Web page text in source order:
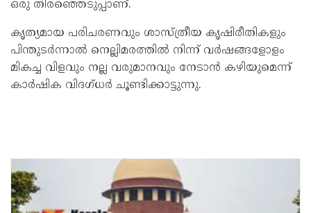
ഒരു തിരഞ്ഞെടുപ്പാണ്.
കൃത്യമായ പരിചരണവും ശാസ്ത്രീയ കൃഷിരീതികളും
പിന്തുടർന്നാൽ നെല്ലിമരത്തിൽ നിന്ന് വർഷങ്ങളോളം
മികച്ച വിളവും നല്ല വരുമാനവും നേടാൻ കഴിയുമെന്ന്
കാർഷിക വിദഗ്ധർ ചൂണ്ടിക്കാട്ടുന്നു.